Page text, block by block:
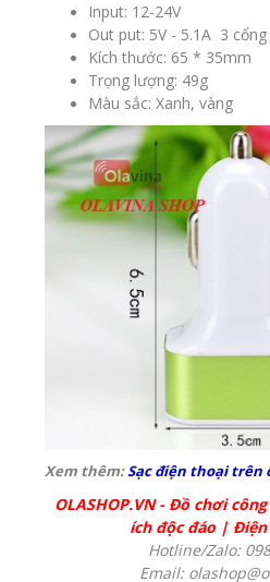
Input: 12-24V
Out put: 5V - 5.1A 3 cổng
Kích thước: 65 * 35mm
Trọng lượng: 49g
Màu sắc: Xanh, vàng
Xem thêm:Sạc điện thoại trên
OLASHOP.VN- Đồ chơi công
ích độc đáo|
Hotline/Zalo:
Email: